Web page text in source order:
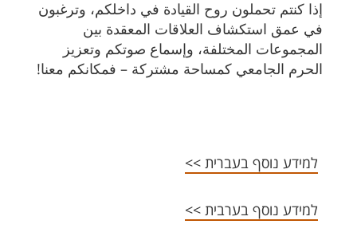
إذا كنتم تحملون روح القيادة في داخلكم، وترغبون
في عمق استكشاف العلاقات المعقدة بين
المجموعات المختلفة، وإسماع صوتكم وتعزيز
الحرم الجامعي كمساحة مشتركة – فمكانكم معنا!
למידע נוסף בעברית >>
למידע נוסף בערבית >>